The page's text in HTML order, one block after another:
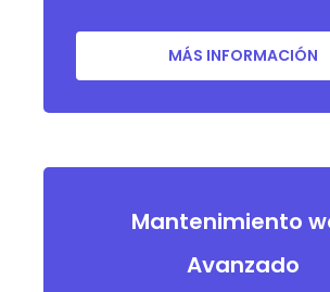
MÁS INFORMACIÓN
Mantenimiento
Avanzado